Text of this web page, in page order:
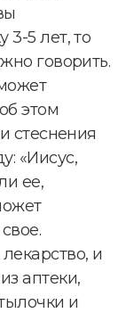
3-5 лет, то
говорить.
этом
стеснения
«Иисус,
ее,
и
аптеки,
и